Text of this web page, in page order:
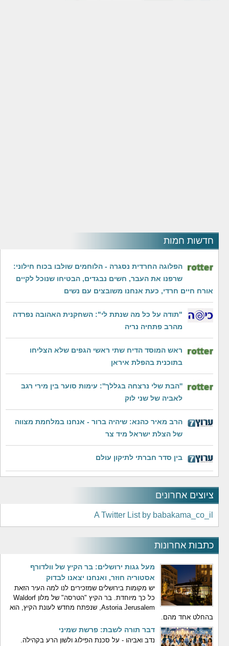
חדשות חמות
הפלוגה החרדית נסגרה - הלוחמים שולבו בכוח חילוני:
שרפנו את העבר, חשים נבגדים, הבטיחו שנוכל לקיים
אורח חיים חרדי, כעת אנחנו משובצים עם נשים
"תודה על כל מה שנתת לי": השחקנית האהובה נפרדה
מהרב פתחיה נריה
ראש המוסד הדיח שתי ראשי הגפים שלא הצליחו
בתוכנית בהפלת איראן
''הבת שלי נרצחה בגללך'': עימות סוער בין מירי רגב
לאביה של שני לוק
הרב מאיר כהנא: שיהיה ברור - אנחנו במלחמת מצווה
של הצלת ישראל מיד צר
בין סדר חברתי לתיקון עולם
ציוצים אחרונים
A Twitter List by babakama_co_il
כתבות אחרונות
מעל גגות ירושלים: בר הקיץ של וולדורף
אסטוריה חוזר, ואנחנו יצאנו לבדוק
יש מקומות בירושלים שמזכירים לנו למה העיר הזאת
כל כך מיוחדת. בר הקיץ "הטרסה" של מלון Waldorf
Astoria Jerusalem, שנפתח מחדש לעונת הקיץ, הוא
בהחלט אחד מהם.
דבר תורה לשבת: פרשת שמיני
נדב ואביהו - על סכנת הפילוג ולשון הרע בקהילה.